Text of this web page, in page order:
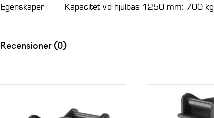
Egenskaper
Kapacitet vid hjulbas 1250 mm: 700 kg
Recensioner (0)